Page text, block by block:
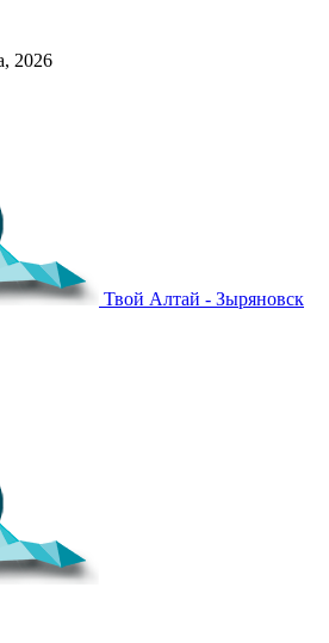
2026
Твой Алтай - Зыряновск